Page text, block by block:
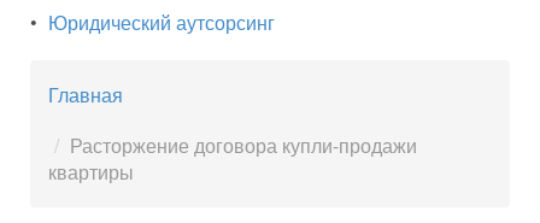
• Юридический аутсорсинг
Главная
Расторжение договора купли-продажи
квартиры